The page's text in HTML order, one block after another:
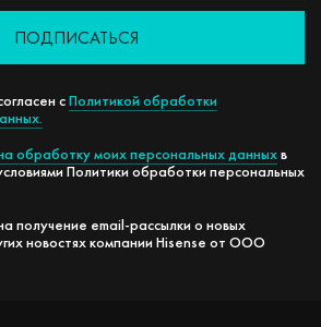
ПОДПИСАТЬСЯ
сПолитикой обработки
обработку моих персональных данныхв
Политики обработки персональных
получение email-рассылки о новых
новостях компании Hisense от ООО